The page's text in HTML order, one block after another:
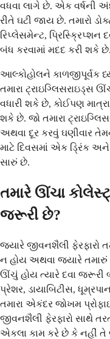
વધવા લાગે છે. એક વર્ષની
રીતે ઘટી જાય છે. તમારો
રિપ્લેસમેન્ટ,
બંધ કરવામાં મદદ કરી શકે છે.
આલ્કોહોલને કાળજીપૂર્વક
તમારા ટ્રાઇગ્લિસરાઇડ્સ
વધારી શકે છે, કોઈપણ
શકે છે. જો તમારા
અથવા દૂર કરવું ઘણીવાર
માટે દિવસમાં એક ડ્રિંક
સારું છે.
તમારે ઊંચા
જરૂરી છે?
જ્યારે જીવનશૈલી ફેરફારો
ન હોય અથવા જ્યારે
ઊંચું હોય ત્યારે દવા જરૂરી
પ્રેશર, ડાયાબિટીસ,
તમારા એકંદર જોખમ
જીવનશૈલી ફેરફારો સાથે
એકલા કામ કરે છે કે નહીં તે